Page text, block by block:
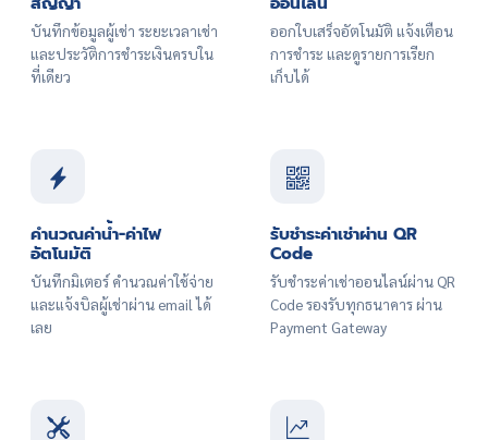
บันทึกข้อมูลผู้เช่า ระยะเวลาเช่า
และประวัติการชำระเงินครบใน
ที่เดียว
ออกใบเสร็จอัตโนมัติ แจ้งเตือน
การชำระ และดูรายการเรียก
เก็บได้
คำนวณค่าน้ำ-ค่าไฟ
อัตโนมัติ
บันทึกมิเตอร์ คำนวณค่าใช้จ่าย
และแจ้งบิลผู้เช่าผ่าน email ได้
เลย
รับชำระค่าเช่าผ่าน QR
Code
รับชำระค่าเช่าออนไลน์ผ่าน QR
Code รองรับทุกธนาคาร ผ่าน
Payment Gateway